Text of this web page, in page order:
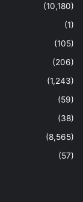
(10,180)
(1)
(105)
(206)
(1,243)
(59)
(38)
(8,565)
(57)